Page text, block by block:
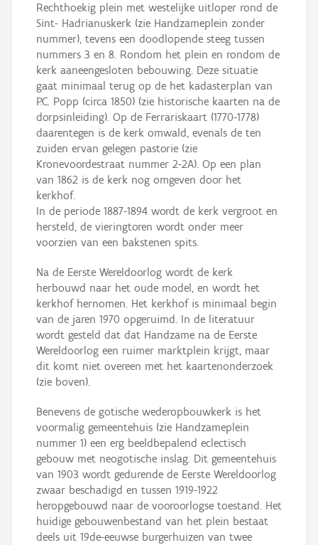
Rechthoekig plein met westelijke uitloper rond de
Sint- Hadrianuskerk (zie Handzameplein zonder
nummer), tevens een doodlopende steeg tussen
nummers 3 en 8. Rondom het plein en rondom de
kerk aaneengesloten bebouwing. Deze situatie
gaat minimaal terug op de het kadasterplan van
P.C. Popp (circa 1850) (zie historische kaarten na de
dorpsinleiding). Op de Ferrariskaart (1770-1778)
daarentegen is de kerk omwald, evenals de ten
zuiden ervan gelegen pastorie (zie
Kronevoordestraat nummer 2-2A). Op een plan
van 1862 is de kerk nog omgeven door het
kerkhof.
In de periode 1887-1894 wordt de kerk vergroot en
hersteld, de vieringtoren wordt onder meer
voorzien van een bakstenen spits.
Na de Eerste Wereldoorlog wordt de kerk
herbouwd naar het oude model, en wordt het
kerkhof hernomen. Het kerkhof is minimaal begin
van de jaren 1970 opgeruimd. In de literatuur
wordt gesteld dat dat Handzame na de Eerste
Wereldoorlog een ruimer marktplein krijgt, maar
dit komt niet overeen met het kaartenonderzoek
(zie boven).
Benevens de gotische wederopbouwkerk is het
voormalig gemeentehuis (zie Handzameplein
nummer 1) een erg beeldbepalend eclectisch
gebouw met neogotische inslag. Dit gemeentehuis
van 1903 wordt gedurende de Eerste Wereldoorlog
zwaar beschadigd en tussen 1919-1922
heropgebouwd naar de vooroorlogse toestand. Het
huidige gebouwenbestand van het plein bestaat
deels uit 19de-eeuwse burgerhuizen van twee